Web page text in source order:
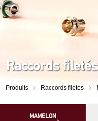
Raccords filetés
Produits Raccords filetés
MAMELON